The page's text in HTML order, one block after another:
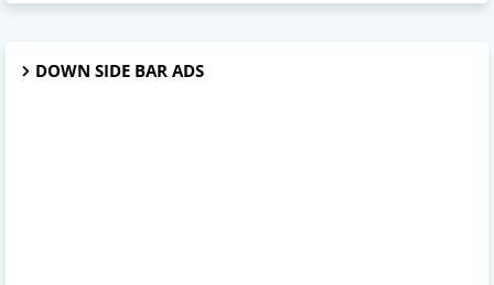
DOWN SIDE BAR ADS